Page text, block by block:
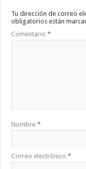
Tu dirección de correo
obligatorios están
Comentario*
Nombre*
Correo electrónico*